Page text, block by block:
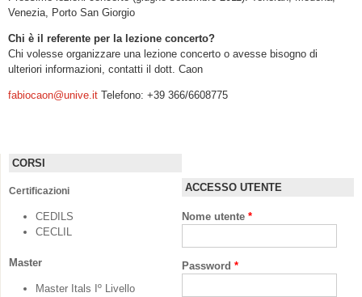
Venezia, Porto San Giorgio
Chi è il referente per la lezione concerto?
Chi volesse organizzare una lezione concerto o avesse bisogno di
ulteriori informazioni, contatti il dott. Caon
fabiocaon@unive.it Telefono: +39 366/6608775
CORSI
Certificazioni
CEDILS
CECLIL
Master
Master Itals Iº Livello
ACCESSO UTENTE
Nome utente *
Password *